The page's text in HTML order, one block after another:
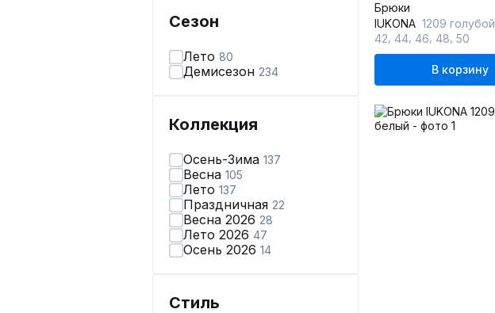
Сезон
Лето 80
Демисезон 234
Коллекция
Осень-Зима 137
Весна 105
Лето 137
Праздничная 22
Весна 2026 28
Лето 2026 47
Осень 2026 14
Стиль
Брюки
IUKONA 1209 голубой
42 44 46 48 50
В корзину